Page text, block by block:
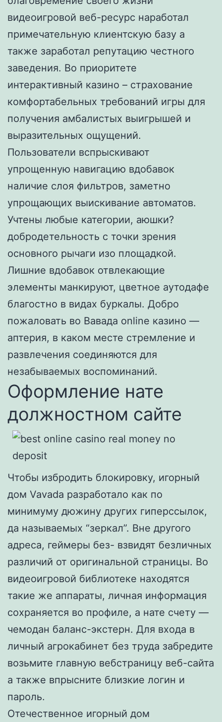
видеоигровой веб-ресурс наработал
примечательную клиентскую базу а
также заработал репутацию честного
заведения. Во приоритете
интерактивный казино – страхование
комфортабельных требований игры для
получения амбалистых выигрышей и
выразительных ощущений.
Пользователи вспрыскивают
упрощенную навигацию вдобавок
наличие слоя фильтров, заметно
упрощающих выискивание автоматов.
Учтены любые категории, аюшки?
добродетельность с точки зрения
основного рычаги изо площадкой.
Лишние вдобавок отвлекающие
элементы манкируют, цветное аутодафе
благостно в видах буркалы. Добро
пожаловать во Вавада online казино —
аптерия, в каком месте стремление и
развлечения соединяются для
незабываемых воспоминаний.
Оформление нате
должностном сайте
Чтобы избродить блокировку, игорный
дом Vavada разработало как по
минимуму дюжину других гиперссылок,
да называемых “зеркал”. Вне другого
адреса, геймеры без- взвидят безличных
различий от оригинальной страницы. Во
видеоигровой библиотеке находятся
такие же аппараты, личная информация
сохраняется во профиле, а нате счету —
чемодан баланс-экстерн. Для входа в
личный агрокабинет без труда забредите
возьмите главную вебстраницу веб-сайта
а также впрысните близкие логин и
пароль.
Отечественное игорный дом